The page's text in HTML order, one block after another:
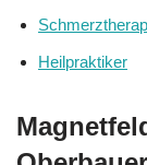
Heilpraktiker